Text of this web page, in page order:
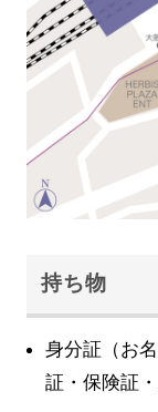
持ち物
身分証（お
証・保険証